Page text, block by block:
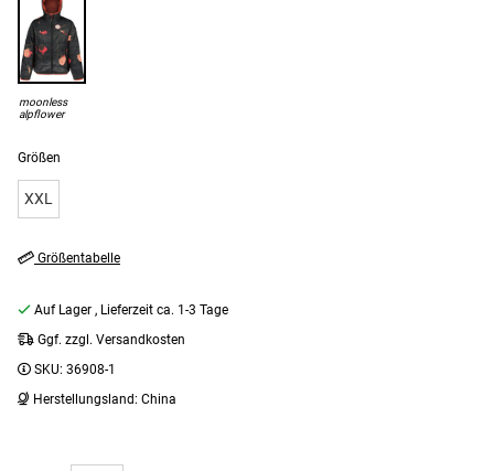
Größen
XXL
moonless
alpflower
Größentabelle
Auf Lager , Lieferzeit ca. 1-3 Tage
Ggf. zzgl. Versandkosten
SKU: 36908-1
Herstellungsland: China